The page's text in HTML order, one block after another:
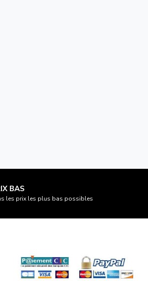
BAS
les prix les plus bas possibles